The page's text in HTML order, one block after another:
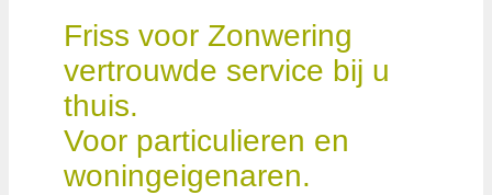
Friss voor Zonwering
vertrouwde service bij u
thuis.
Voor particulieren en
woningeigenaren.